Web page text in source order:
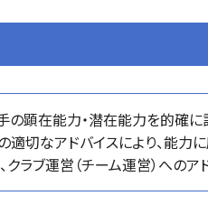
顕在能力・潜在能力を的確に
適切なアドバイスにより、能力
ラブ運営（チーム運営）への